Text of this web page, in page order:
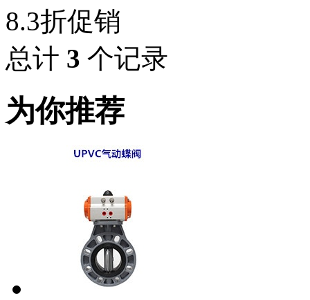
8.3折促销
总计 3 个记录
为你推荐